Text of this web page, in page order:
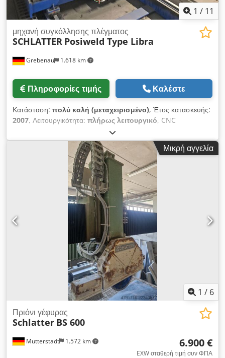
1 / 11
Grebenau 1.618 km
μηχανή συγκόλλησης πλέγματος
SCHLATTER Posiweld Type Libra
Πληροφορίες τιμής Καλέστε
Κατάσταση: πολύ καλή (μεταχειρισμένο), Έτος κατασκευής:
2007, Λειτουργικότητα: πλήρως λειτουργικό, CNC
ελεγχόμενο συντονισμένο σύστημα συγκόλλησης Dsdpfjy Er
Uqex Alfjck Περιοχή εργασίας: Άξονας X: 2.000 mm Άξονας Y:
1.200 mm Άξονας Z: 190 mm Ισχύς συγκόλλησης: 20 kA
Δύναμη συγκόλλησης: 2 x 5 kN
Μικρή αγγελία
1 / 6
Mutterstadt 1.572 km
Πριόνι γέφυρας
Schlatter BS 600
6.900 €
EXW σταθερή τιμή συν ΦΠΑ